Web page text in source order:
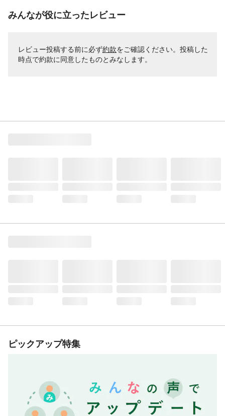
みんなが役に立ったレビュー
レビュー投稿する前に必ず約款をご確認ください。投稿した
時点で約款に同意したものとみなします。
ピックアップ特集